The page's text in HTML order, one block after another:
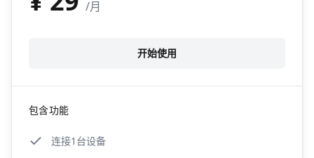
/月
开始使用
包含功能
连接1台设备